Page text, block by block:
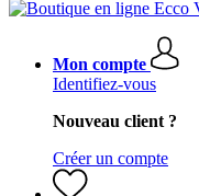
Mon compte
Identifiez-vous
Nouveau client ?
Créer un compte